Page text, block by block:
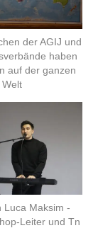
der AGIJ und
haben
auf der ganzen
Welt
Luca Maksim -
Leiter und Tn